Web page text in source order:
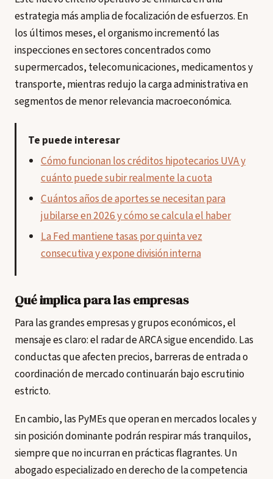
estrategia más amplia de focalización de esfuerzos. En
los últimos meses, el organismo incrementó las
inspecciones en sectores concentrados como
supermercados, telecomunicaciones, medicamentos y
transporte, mientras redujo la carga administrativa en
segmentos de menor relevancia macroeconómica.
Te puede interesar
Cómo funcionan los créditos hipotecarios UVA y
cuánto puede subir realmente la cuota
Cuántos años de aportes se necesitan para
jubilarse en 2026 y cómo se calcula el haber
La Fed mantiene tasas por quinta vez
consecutiva y expone división interna
Qué implica para las empresas
Para las grandes empresas y grupos económicos, el
mensaje es claro: el radar de ARCA sigue encendido. Las
conductas que afecten precios, barreras de entrada o
coordinación de mercado continuarán bajo escrutinio
estricto.
En cambio, las PyMEs que operan en mercados locales y
sin posición dominante podrán respirar más tranquilos,
siempre que no incurran en prácticas flagrantes. Un
abogado especializado en derecho de la competencia